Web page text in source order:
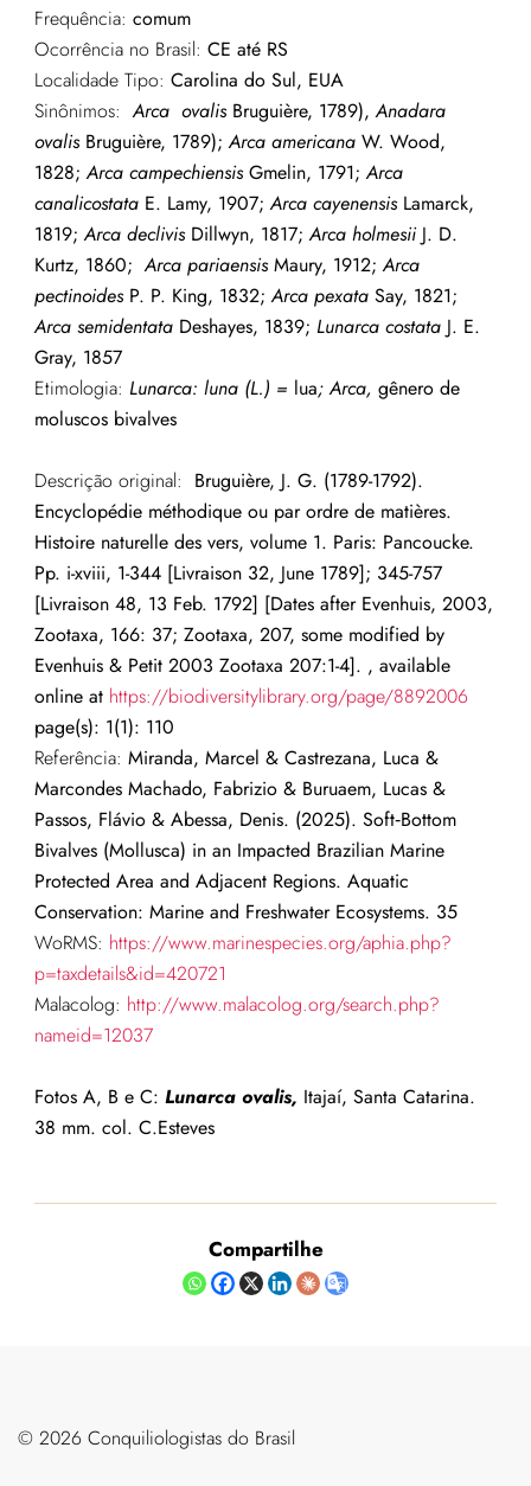
Frequência: comum
Ocorrência no Brasil: CE até RS
Localidade Tipo: Carolina do Sul, EUA
Sinônimos: Arca ovalisBruguière, 1789),Anadara
ovalisBruguière, 1789);Arca americanaW. Wood,
1828;Arca campechiensisGmelin, 1791;Arca
canalicostataE. Lamy, 1907;Arca cayenensisLamarck,
1819;Arca declivisDillwyn, 1817;Arca holmesiiJ. D.
Kurtz, 1860;Arca pariaensisMaury, 1912;Arca
pectinoidesP. P. King, 1832;Arca pexataSay, 1821;
Arca semidentataDeshayes, 1839; Lunarca costataJ. E.
Gray, 1857
Etimologia: Lunarca: luna(L.) = lua; Arca, gênero de
moluscos bivalves
Descrição original: Bruguière, J. G. (1789-1792).
Encyclopédie méthodique ou par ordre de matières.
Histoire naturelle des vers, volume 1. Paris: Pancoucke.
Pp. i-xviii, 1-344 [Livraison 32, June 1789]; 345-757
[Livraison 48, 13 Feb. 1792] [Dates after Evenhuis, 2003,
Zootaxa, 166: 37; Zootaxa, 207, some modified by
Evenhuis & Petit 2003 Zootaxa 207:1-4]. , available
online at https://biodiversitylibrary.org/page/8892006
page(s): 1(1): 110
Referência: Miranda, Marcel & Castrezana, Luca &
Marcondes Machado, Fabrizio & Buruaem, Lucas &
Passos, Flávio & Abessa, Denis. (2025). Soft‐Bottom
Bivalves (Mollusca) in an Impacted Brazilian Marine
Protected Area and Adjacent Regions. Aquatic
Conservation: Marine and Freshwater Ecosystems. 35
WoRMS: https://www.marinespecies.org/aphia.php?
p=taxdetails&id=420721
Malacolog: http://www.malacolog.org/search.php?
nameid=12037
Fotos A, B e C: Lunarca ovalis, Itajaí, Santa Catarina.
38 mm. col. C.Esteves
Compartilhe
©️ 2026 Conquiliologistas do Brasil